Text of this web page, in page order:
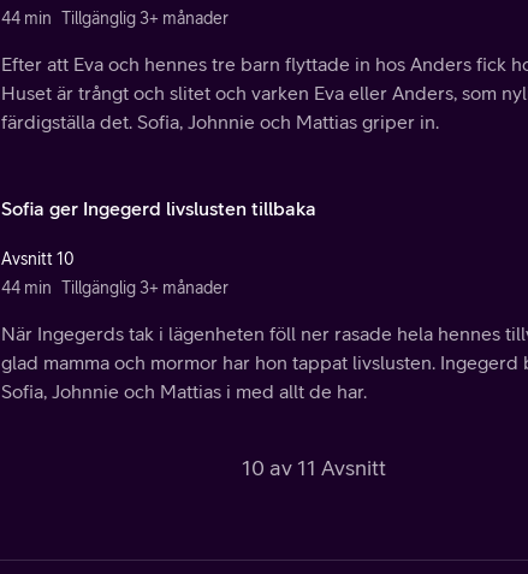
44 min Tillgänglig 3+ månader
Efter att Eva och hennes tre barn flyttade in hos Anders fick
Huset är trångt och slitet och varken Eva eller Anders, som
färdigställa det. Sofia, Johnnie och Mattias griper in.
Sofia ger Ingegerd livslusten tillbaka
Avsnitt 10
44 min Tillgänglig 3+ månader
När Ingegerds tak i lägenheten föll ner rasade hela hennes
glad mamma och mormor har hon tappat livslusten. Ingegerd
Sofia, Johnnie och Mattias i med allt de har.
10 av 11 Avsnitt